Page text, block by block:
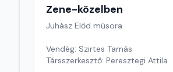
Zene-közelben
Juhász Előd műsora
Vendég: Szirtes Tamás
Társszerkesztő: Peresztegi Attila